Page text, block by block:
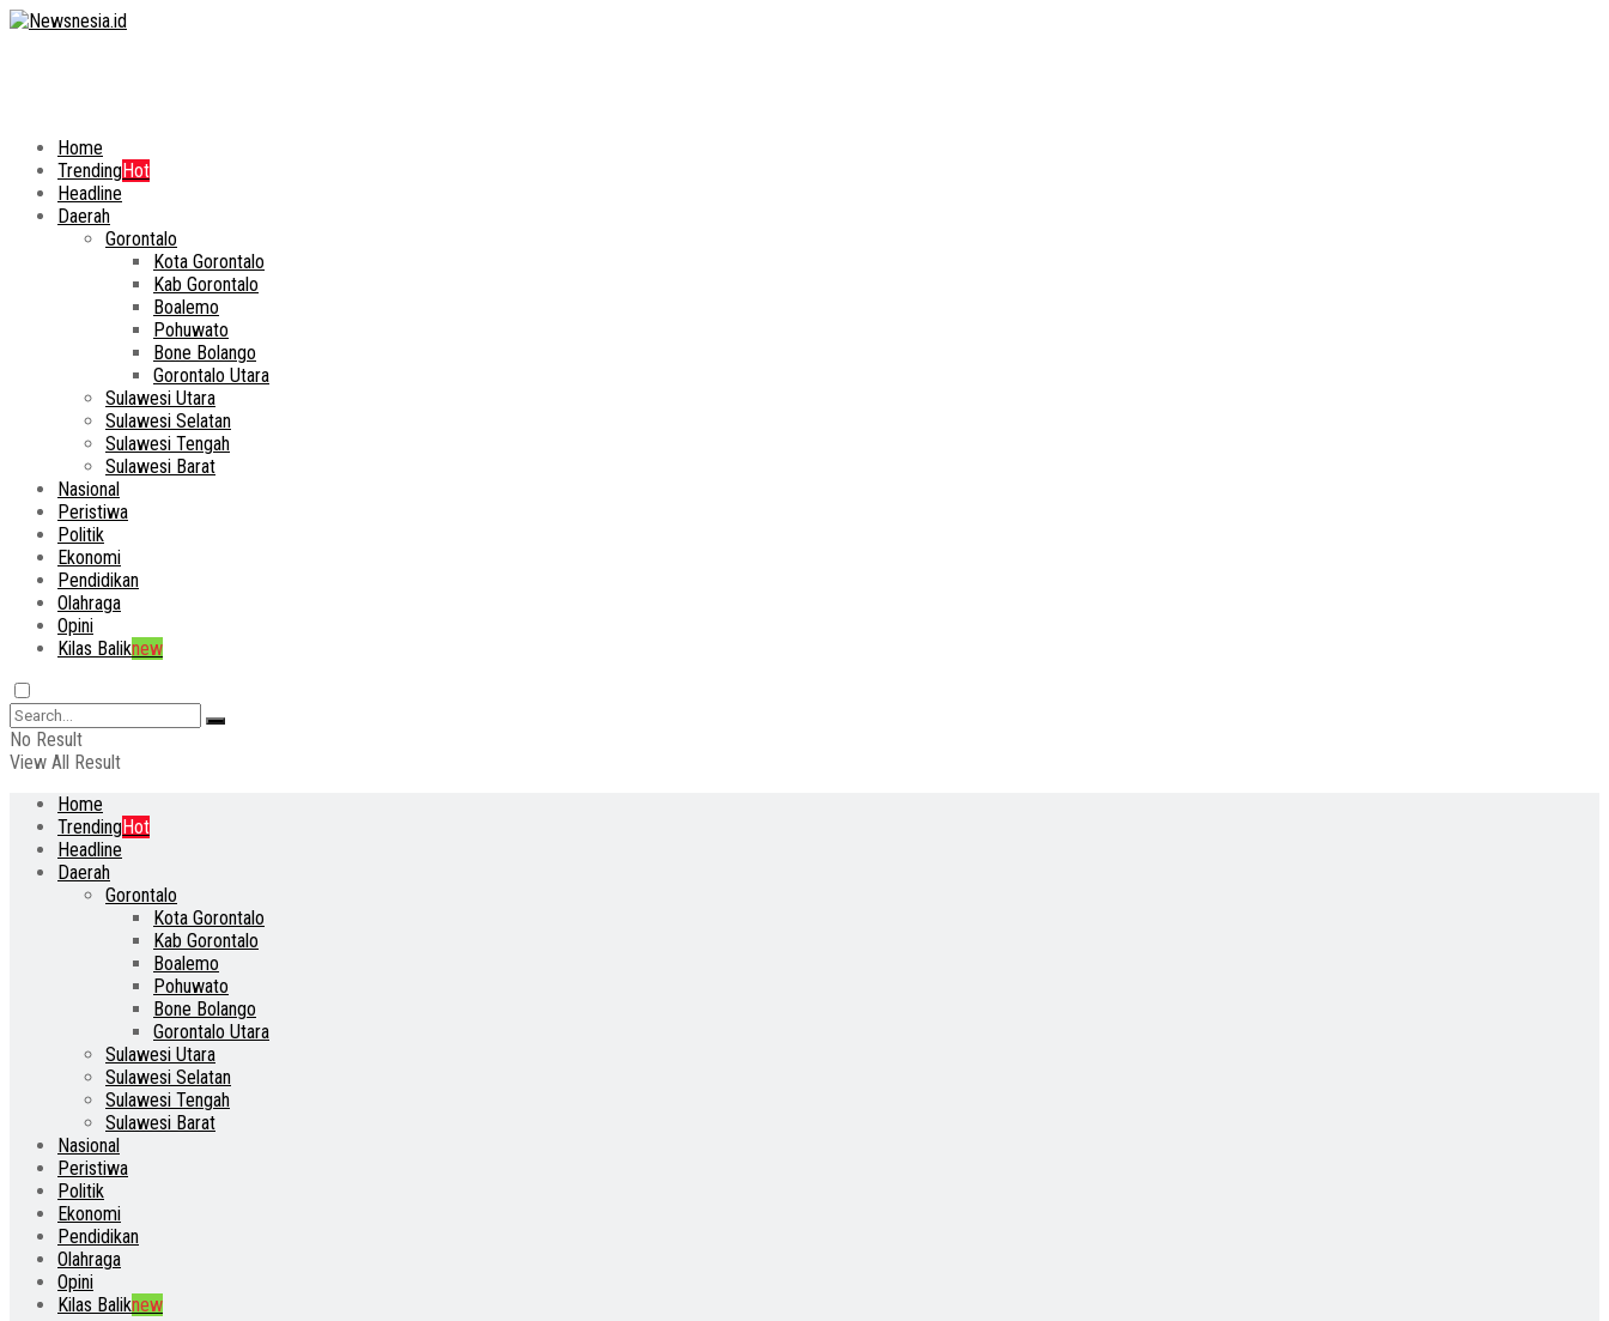
Home
TrendingHot
Headline
Daerah
Gorontalo
Kota Gorontalo
Kab Gorontalo
Boalemo
Pohuwato
Bone Bolango
Gorontalo Utara
Sulawesi Utara
Sulawesi Selatan
Sulawesi Tengah
Sulawesi Barat
Nasional
Peristiwa
Politik
Ekonomi
Pendidikan
Olahraga
Opini
Kilas Baliknew
No Result
View All Result
Home
TrendingHot
Headline
Daerah
Gorontalo
Kota Gorontalo
Kab Gorontalo
Boalemo
Pohuwato
Bone Bolango
Gorontalo Utara
Sulawesi Utara
Sulawesi Selatan
Sulawesi Tengah
Sulawesi Barat
Nasional
Peristiwa
Politik
Ekonomi
Pendidikan
Olahraga
Opini
Kilas Baliknew